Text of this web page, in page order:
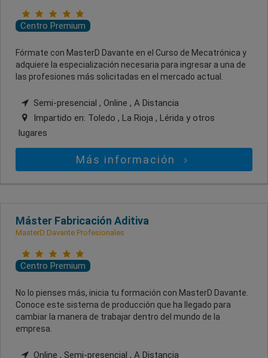
Centro Premium
Fórmate con MasterD Davante en el Curso de Mecatrónica y
adquiere la especialización necesaria para ingresar a una de
las profesiones más solicitadas en el mercado actual.
Semi-presencial , Online , A Distancia
Impartido en: Toledo , La Rioja , Lérida y otros
lugares
Más información
Máster Fabricación Aditiva
MasterD Davante Profesionales
Centro Premium
No lo pienses más, inicia tu formación con MasterD Davante.
Conoce este sistema de producción que ha llegado para
cambiar la manera de trabajar dentro del mundo de la
empresa.
Online , Semi-presencial , A Distancia